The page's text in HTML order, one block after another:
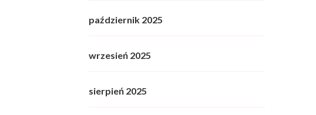
październik 2025
wrzesień 2025
sierpień 2025